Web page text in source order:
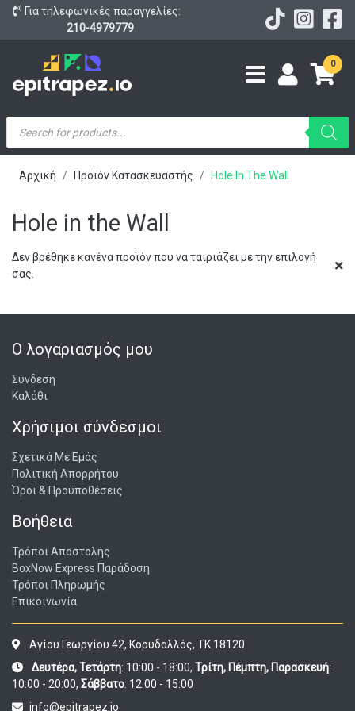
Για τηλεφωνικές παραγγελίες:
210-4979779
0
Products
search
Αρχική Προϊόν Κατασκευαστής Hole In The Wall
Hole in the Wall
Δεν βρέθηκε κανένα προϊόν που να ταιριάζει με την επιλογή
σας.
Ο λογαριασμός μου
Σύνδεση
Καλάθι
Χρήσιμοι σύνδεσμοι
Σχετικά Με Εμάς
Πολιτική Απορρήτου
Όροι & Προϋποθέσεις
Βοήθεια
Τρόποι Αποστολής
BoxNow Express Παράδοση
Τρόποι Πληρωμής
Επικοινωνία
Αγίου Γεωργίου 42, Κορυδαλλός, ΤΚ 18120
Δευτέρα, Τετάρτη: 10:00 - 18:00, Τρίτη, Πέμπτη, Παρασκευή:
10:00 - 20:00, Σάββατο: 12:00 - 15:00
info@epitrapez.io